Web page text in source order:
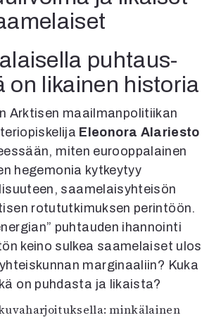
Sámegillii
Pääkirjoitus
Oulu2026
Näyttelyt
Musiikki
Levyt
Kirjat
In English
Esitystaide
Arkisto
Lehdet
4/2026
2–3/2026
1/2026
6/2025
puhtaus­
on likainen historia
Arktisen maailmanpolitiikan
Eleonora Alariesto
miten eurooppalainen
hegemonia kytkeytyy
saamelaisyhteisön
rotututkimuksen perintöön.
puhtauden ihannointi
keino sulkea saamelaiset ulos
marginaaliin? Kuka
on puhdasta ja likaista?
minkälainen